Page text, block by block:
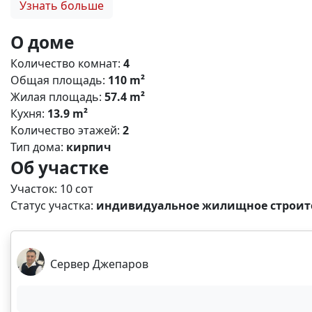
уже высажены плодоносные деревья: - персики 5и
черевишня 2 дерева; - вишня 1 дерево; - кизил 4
декоративная шелковица. По всем интересующим
Узнать больше
О доме
Количество комнат: 4
Общая площадь: 110 m²
Жилая площадь: 57.4 m²
Кухня: 13.9 m²
Количество этажей: 2
Тип дома: кирпич
Об участке
Участок: 10 сот
Статус участка: индивидуальное жилищное
Сервер Джепаров